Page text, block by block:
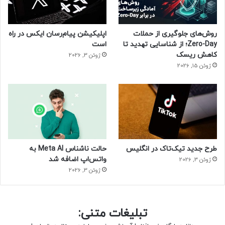
– رایگان و متن‌باز بودن (open source)
– ادغام آسان با سایر زبان‌های برنامه نویسی
– شی گرا بودن
مزایای زبان برنامه نویسی پایتون نسبت به معایب آن بسیار
بیشتر است و همین موضوع منجر به محبوبیت این زبان برنامه
معایب زبان پایتون
– سرعت کم
– مصرف ناکارآمد حافظه
– لایه‌های ابتدایی برای دسترسی به دیتابیس
روش‌های جلوگیری از حملات
Zero-Day؛ از شناسایی تهدید تا
کاهش ریسک
ژوئن 15, 2026
اپلیکیشن پیام‌رسان ایکس در راه
است
ژوئن 3, 2026
طرح جدید تیک‌تاک در انگلیس
ژوئن 3, 2026
حالت ناشناس Meta AI به
واتس‌اپ اضافه شد
ژوئن 3, 2026
تبلیغات متنی: